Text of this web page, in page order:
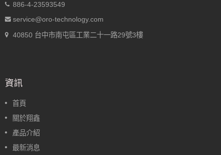
886-4-23593549
service@oro-technology.com
40850 台中市南屯區工業二十一路29號3樓
資訊
首頁
關於翔鑫
產品介紹
最新消息